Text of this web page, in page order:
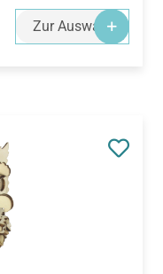
Zur Auswahl